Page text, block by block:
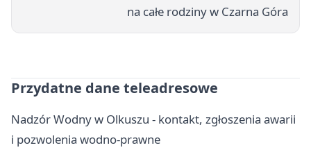
na całe rodziny w Czarna Góra
Przydatne dane teleadresowe
Nadzór Wodny w Olkuszu - kontakt, zgłoszenia awarii
i pozwolenia wodno-prawne